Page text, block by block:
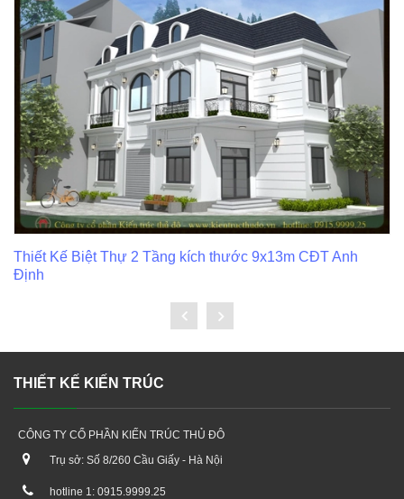
Thiết kế biệt thự hiện đại tại Bắc Ninh.
THIẾT KẾ KIẾN TRÚC
CÔNG TY CỔ PHẦN KIẾN TRÚC THỦ ĐÔ
Trụ sở: Số 8/260 Cầu Giấy - Hà Nội
hotline 1: 0915.9999.25